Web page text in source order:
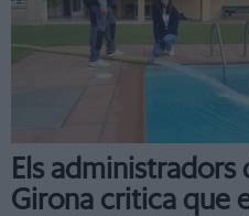
Els administradors
Girona critica que